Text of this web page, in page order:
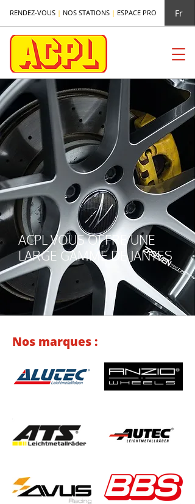
RENDEZ-VOUS | NOS STATIONS | ESPACE PRO Fr
ACPL VOUS OFFRE UNE
LARGE GAMME DE JANTES
Nos marques :